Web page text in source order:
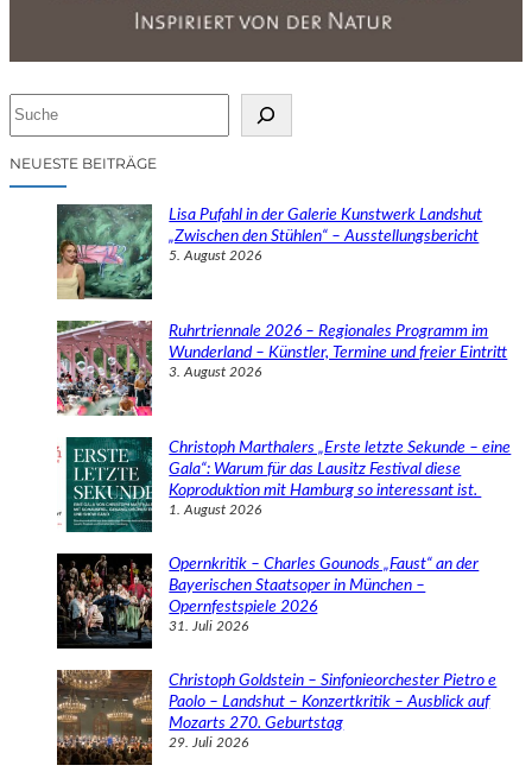
NEUESTE BEITRÄGE
Lisa Pufahl in der Galerie Kunstwerk Landshut
„Zwischen den Stühlen“ – Ausstellungsbericht
5. August 2026
Ruhrtriennale 2026 – Regionales Programm im
Wunderland – Künstler, Termine und freier Eintritt
3. August 2026
Christoph Marthalers „Erste letzte Sekunde – eine
Gala“: Warum für das Lausitz Festival diese
Koproduktion mit Hamburg so interessant ist.
1. August 2026
Opernkritik – Charles Gounods „Faust“ an der
Bayerischen Staatsoper in München –
Opernfestspiele 2026
31. Juli 2026
Christoph Goldstein – Sinfonieorchester Pietro e
Paolo – Landshut – Konzertkritik – Ausblick auf
Mozarts 270. Geburtstag
29. Juli 2026